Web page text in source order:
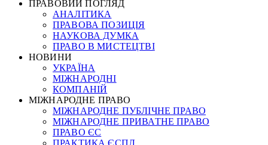
ПРАВОВИЙ ПОГЛЯД
АНАЛІТИКА
ПРАВОВА ПОЗИЦІЯ
НАУКОВА ДУМКА
ПРАВО В МИСТЕЦТВІ
НОВИНИ
УКРАЇНА
МІЖНАРОДНІ
КОМПАНІЙ
МІЖНАРОДНЕ ПРАВО
МІЖНАРОДНЕ ПУБЛІЧНЕ ПРАВО
МІЖНАРОДНЕ ПРИВАТНЕ ПРАВО
ПРАВО ЄС
ПРАКТИКА ЄСПЛ